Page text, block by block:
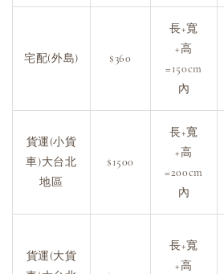
宅配(外島) $360
長+寬
+高
=150cm
內
貨運(小貨
車)大台北
地區
$1500
長+寬
+高
=200cm
內
貨運(大貨
長+寬
+高